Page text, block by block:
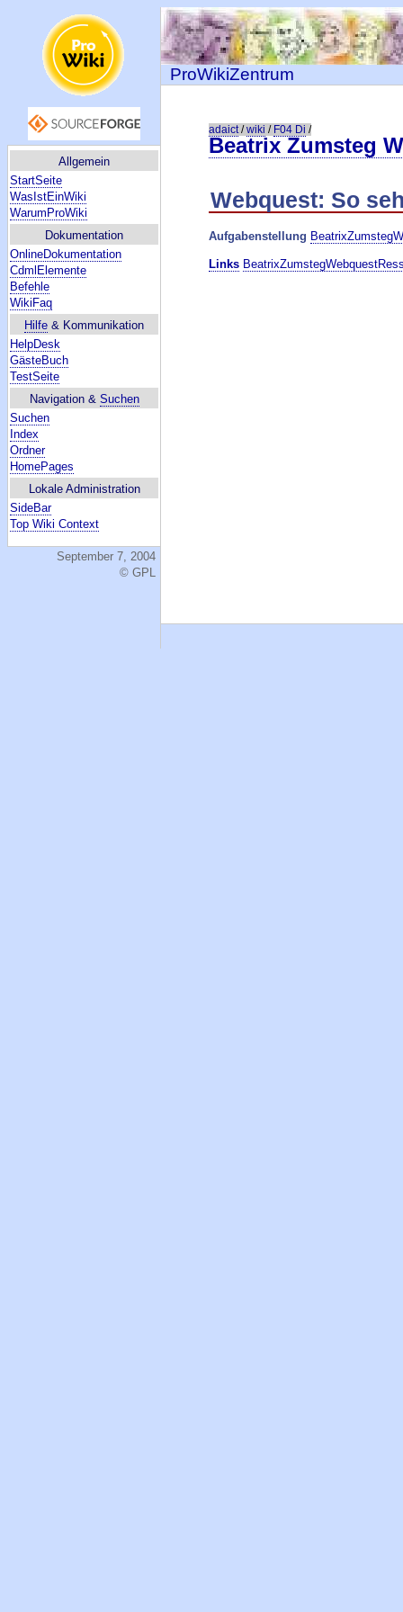
Allgemein
StartSeite
WasIstEinWiki
WarumProWiki
Dokumentation
OnlineDokumentation
CdmlElemente
Befehle
WikiFaq
Hilfe & Kommunikation
HelpDesk
GästeBuch
TestSeite
Navigation & Suchen
Suchen
Index
Ordner
HomePages
Lokale Administration
SideBar
Top Wiki Context
September 7, 2004
© GPL
ProWikiZentrum
adaict/wiki / F04 Di /
Beatrix Zumsteg
Webquest: So
Aufgabenstellung
Links